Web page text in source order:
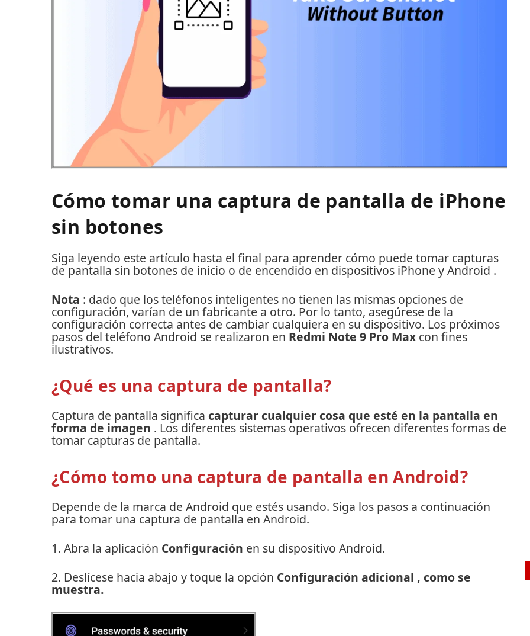
Cómo tomar una captura de pantalla de iPhone
sin botones
Siga leyendo este artículo hasta el final para aprender cómo puede tomar capturas
de pantalla sin botones de inicio o de encendido en dispositivos iPhone yAndroid .
Nota : dado que los teléfonos inteligentes no tienen las mismas opciones de
configuración, varían de un fabricante a otro. Por lo tanto, asegúrese de la
configuración correcta antes de cambiar cualquiera en su dispositivo. Los próximos
pasos del teléfono Android se realizaron en Redmi Note 9 Pro Max con fines
ilustrativos.
¿Qué es una captura de pantalla?
Captura de pantalla significa capturar cualquier cosa que esté en la pantalla en
forma de imagen . Los diferentes sistemas operativos ofrecen diferentes formas de
tomar capturas de pantalla.
¿Cómo tomo una captura de pantalla en Android?
Depende de la marca de Android que estés usando. Siga los pasos a continuación
para tomar una captura de pantalla en Android.
1. Abra la aplicación Configuración en su dispositivo Android.
2. Deslícese hacia abajo y toque la opción Configuración adicional , como se
muestra.